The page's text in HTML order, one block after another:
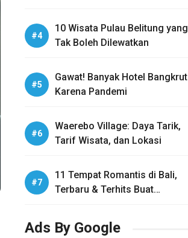
10 Wisata Pulau Belitung yang
Tak Boleh Dilewatkan
Gawat! Banyak Hotel Bangkrut
Karena Pandemi
Waerebo Village: Daya Tarik,
Tarif Wisata, dan Lokasi
11 Tempat Romantis di Bali,
Terbaru & Terhits Buat
Ads By Google